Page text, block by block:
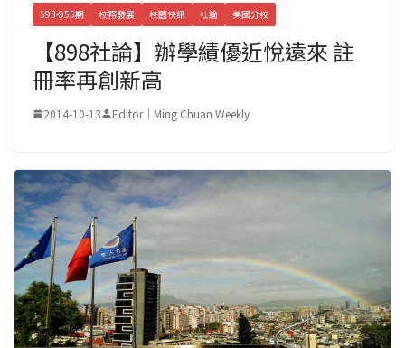
593-955期 校務發展 校園快訊 社論 美國分校
【898社論】辦學績優近悅遠來 註
冊率再創新高
2014-10-13 Editor｜Ming Chuan Weekly